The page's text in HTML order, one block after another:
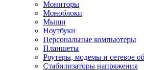
Мониторы
Моноблоки
Мыши
Ноутбуки
Персональные компьютеры
Планшеты
Роутеры, модемы и сетевое
Стабилизаторы напряжения